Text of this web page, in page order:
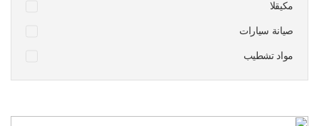
مكيقلا
صيانة سيارات
مواد تشطيب